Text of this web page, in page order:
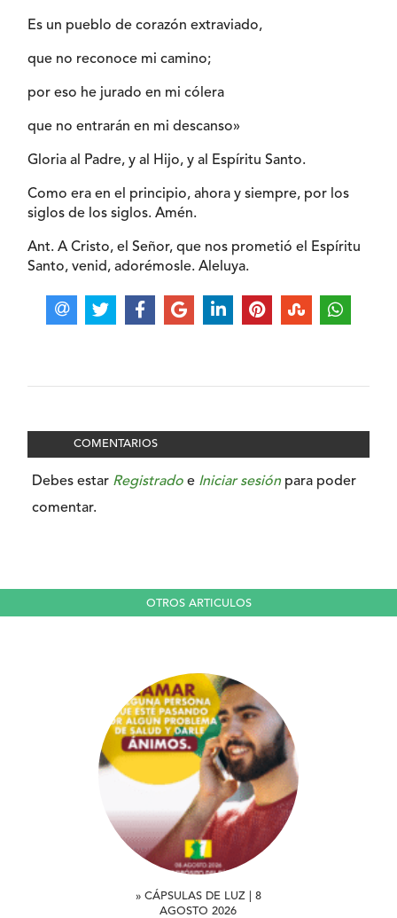
Es un pueblo de corazón extraviado,
que no reconoce mi camino;
por eso he jurado en mi cólera
que no entrarán en mi descanso»
Gloria al Padre, y al Hijo, y al Espíritu Santo.
Como era en el principio, ahora y siempre, por los
siglos de los siglos. Amén.
Ant. A Cristo, el Señor, que nos prometió el Espíritu
Santo, venid, adorémosle. Aleluya.
COMENTARIOS
Debes estar Registrado e Iniciar sesión para poder
comentar.
OTROS ARTICULOS
» CÁPSULAS DE LUZ | 8
AGOSTO 2026